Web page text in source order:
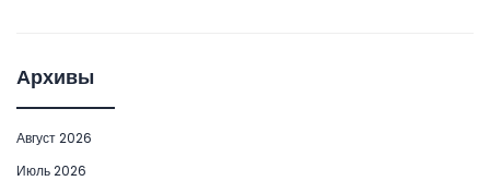
Архивы
Август 2026
Июль 2026